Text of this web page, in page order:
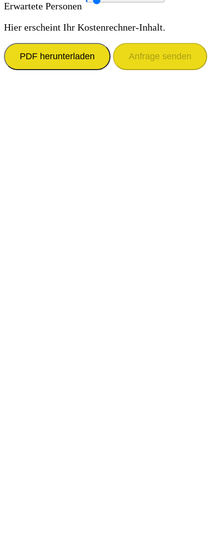
Erwartete Personen
Hier erscheint Ihr Kostenrechner-Inhalt.
PDF herunterladen Anfrage senden